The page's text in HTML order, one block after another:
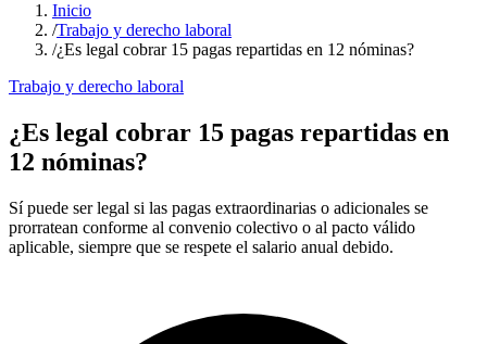
Inicio
/Trabajo y derecho laboral
/¿Es legal cobrar 15 pagas repartidas en 12 nóminas?
Trabajo y derecho laboral
¿Es legal cobrar 15 pagas repartidas en
12 nóminas?
Sí puede ser legal si las pagas extraordinarias o adicionales se
prorratean conforme al convenio colectivo o al pacto válido
aplicable, siempre que se respete el salario anual debido.